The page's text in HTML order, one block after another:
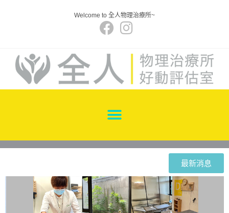
Welcome to 全人物理治療所~
最新消息